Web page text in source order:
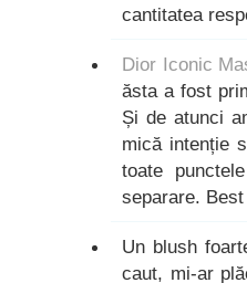
cantitatea
Dior Iconic
ăsta a fost
Și de atunci
mică intenție
toate
separare.
Un blush
caut, mi-ar